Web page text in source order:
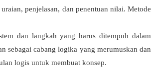
penjelasan, dan penentuan nilai. Metode
dan langkah yang harus ditempuh dalam
sebagai cabang logika yang merumuskan dan
logis untuk membuat konsep.